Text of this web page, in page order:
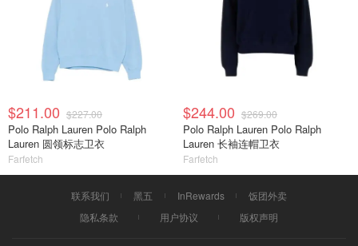
$211.00 $227.00
Polo Ralph Lauren Polo Ralph
Lauren 圆领标志卫衣
Farfetch
$244.00 $269.00
Polo Ralph Lauren Polo Ralph
Lauren 长袖连帽卫衣
Farfetch
联系我们 黑五 InRewards
饭团外卖
隐私条款
用户协议 版权声明